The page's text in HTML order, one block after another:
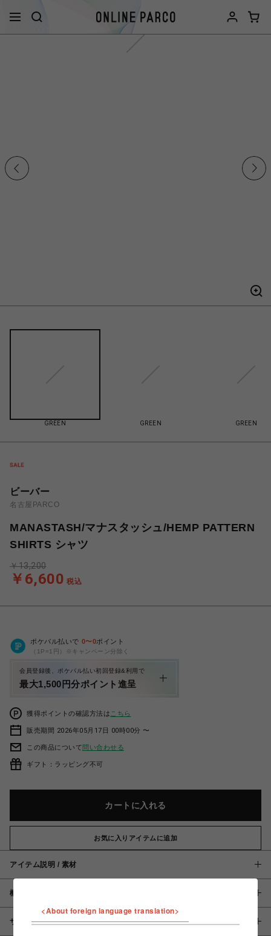
GREEN GREEN GREEN
ビーバー
名古屋PARCO
MANASTASH/マナスタッシュ/HEMP PATTERN
SHIRTS シャツ
￥6,600 税込
￥13,200
ポケパル払いで 0〜0ポイント
（1P=1円）※キャンペーン分除く
会員登録後、ポケパル払い初回登録&利用で
最大1,500円分ポイント進呈
獲得ポイントの確認方法は こちら
販売期間 2026年05月17日 00時00分 〜
この商品について問い合わせる
ギフト：ラッピング不可
カートに入れる
お気に入りアイテムに追加
アイテム説明 / 素材
概要
サイズ
<About foreign language translation>